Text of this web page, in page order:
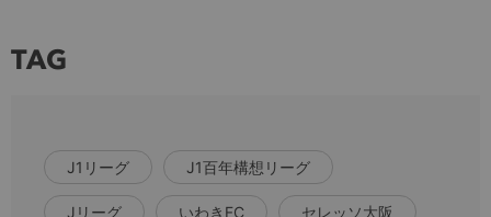
TAG
J1リーグ J1百年構想リーグ
Jリーグ いわきFC セレッソ大阪